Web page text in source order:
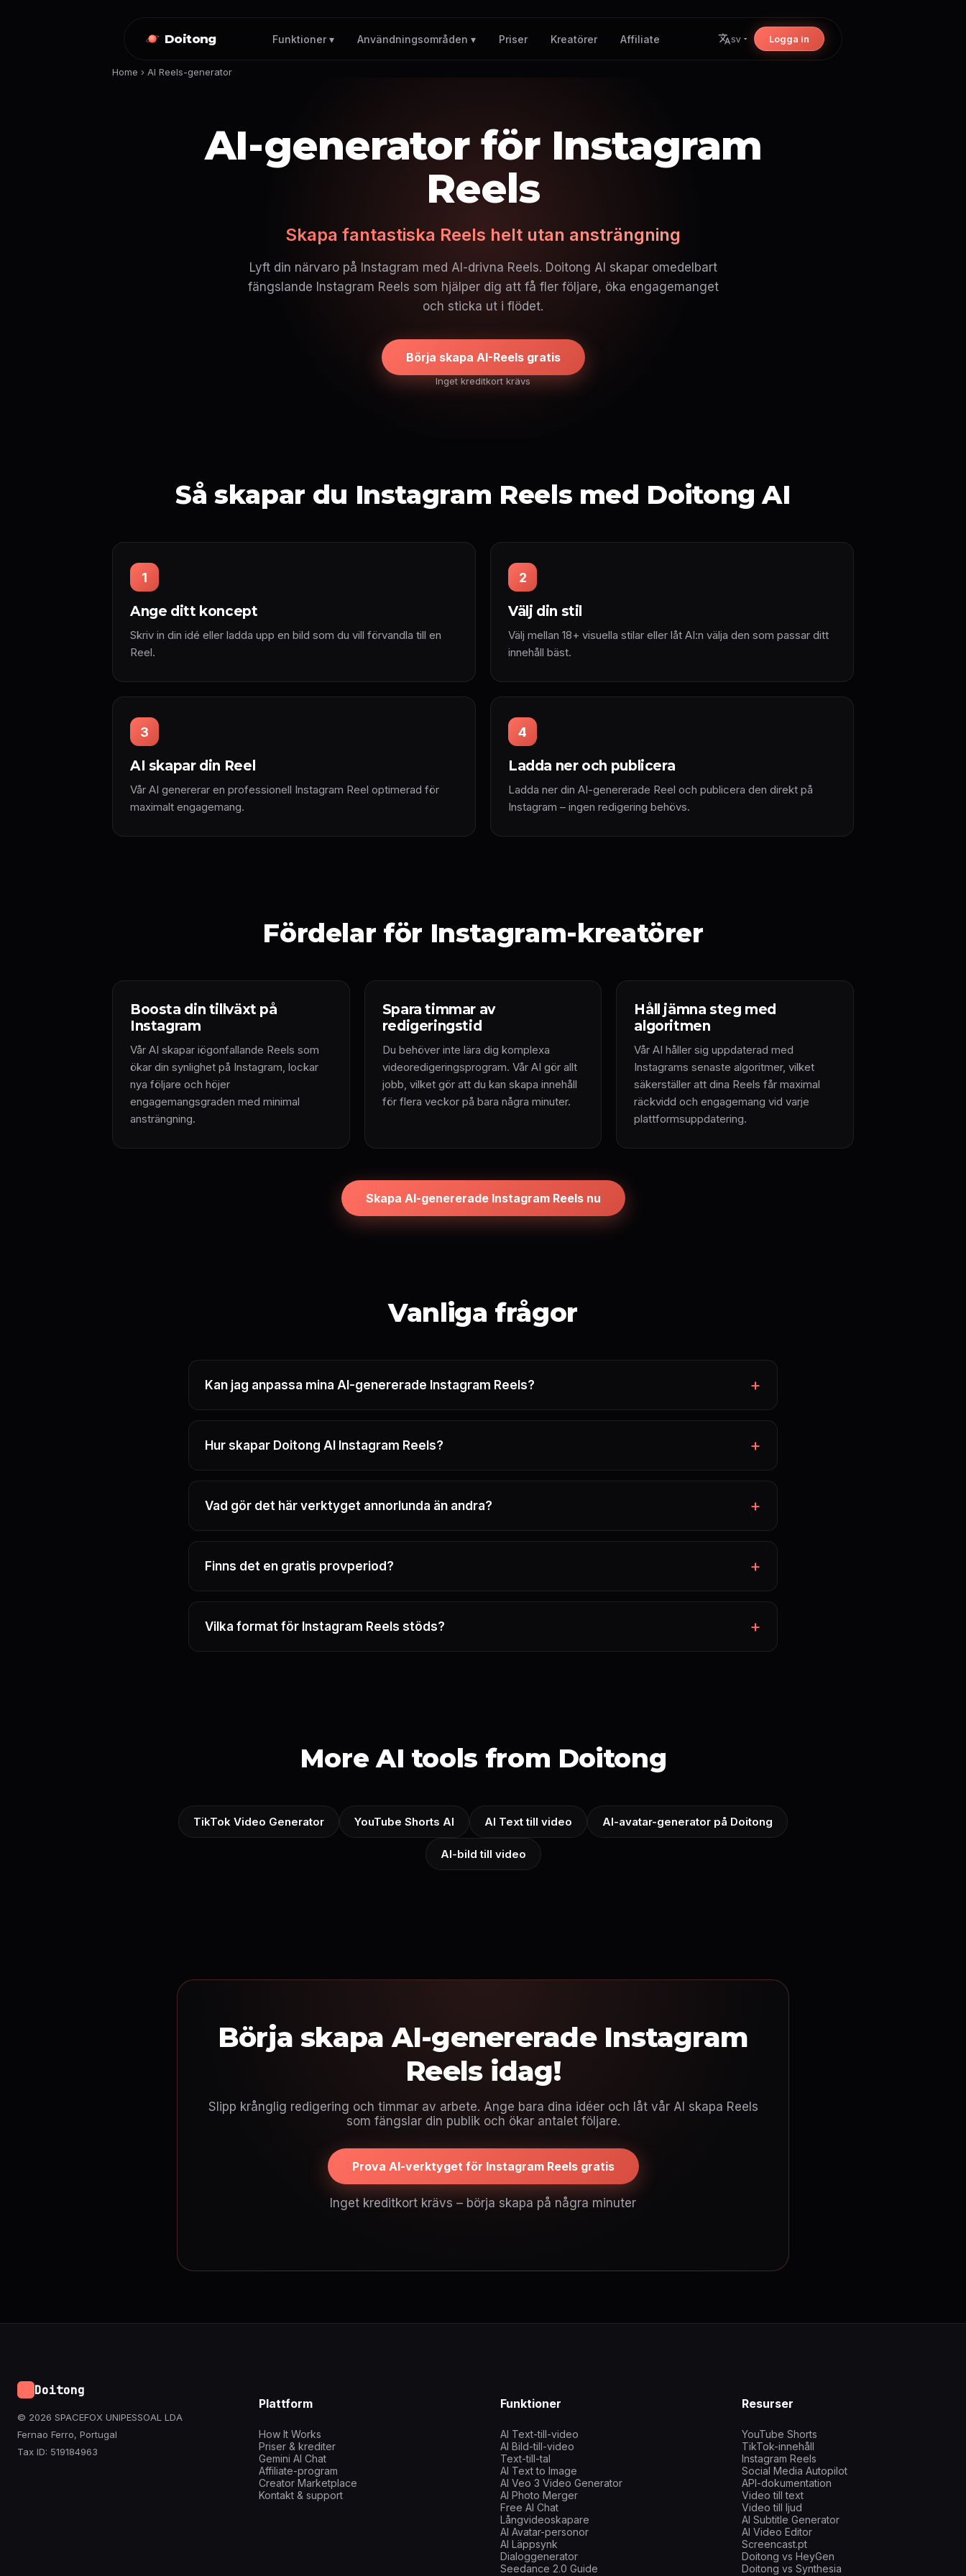
Doitong Funktioner ▾ Användningsområden ▾ Priser Kreatörer Affiliate sv Logga in
Home › AI Reels-generator
AI-generator för Instagram
Reels
Skapa fantastiska Reels helt utan ansträngning
Lyft din närvaro på Instagram med AI-drivna Reels. Doitong AI skapar omedelbart
fängslande Instagram Reels som hjälper dig att få fler följare, öka engagemanget
och sticka ut i flödet.
Börja skapa AI-Reels gratis
Inget kreditkort krävs
Så skapar du Instagram Reels med Doitong AI
1
Ange ditt koncept
Skriv in din idé eller ladda upp en bild som du vill förvandla till en
Reel.
2
Välj din stil
Välj mellan 18+ visuella stilar eller låt AI:n välja den som passar ditt
innehåll bäst.
3
AI skapar din Reel
Vår AI genererar en professionell Instagram Reel optimerad för
maximalt engagemang.
4
Ladda ner och publicera
Ladda ner din AI-genererade Reel och publicera den direkt på
Instagram – ingen redigering behövs.
Fördelar för Instagram-kreatörer
Boosta din tillväxt på
Instagram
Vår AI skapar iögonfallande Reels som
ökar din synlighet på Instagram, lockar
nya följare och höjer
engagemangsgraden med minimal
ansträngning.
Spara timmar av
redigeringstid
Du behöver inte lära dig komplexa
videoredigeringsprogram. Vår AI gör allt
jobb, vilket gör att du kan skapa innehåll
för flera veckor på bara några minuter.
Håll jämna steg med
algoritmen
Vår AI håller sig uppdaterad med
Instagrams senaste algoritmer, vilket
säkerställer att dina Reels får maximal
räckvidd och engagemang vid varje
plattformsuppdatering.
Skapa AI-genererade Instagram Reels nu
Vanliga frågor
Kan jag anpassa mina AI-genererade Instagram Reels?
Hur skapar Doitong AI Instagram Reels?
Vad gör det här verktyget annorlunda än andra?
Finns det en gratis provperiod?
Vilka format för Instagram Reels stöds?
More AI tools from Doitong
TikTok Video Generator YouTube Shorts AI AI Text till video AI-avatar-generator på Doitong
AI-bild till video
Börja skapa AI-genererade Instagram
Reels idag!
Slipp krånglig redigering och timmar av arbete. Ange bara dina idéer och låt vår AI skapa Reels
som fängslar din publik och ökar antalet följare.
Prova AI-verktyget för Instagram Reels gratis
Inget kreditkort krävs – börja skapa på några minuter
Doitong
© 2026 SPACEFOX UNIPESSOAL LDA
Fernao Ferro, Portugal
Tax ID: 519184963
Plattform
How It Works
Priser & krediter
Gemini AI Chat
Affiliate-program
Creator Marketplace
Kontakt & support
Funktioner
AI Text-till-video
AI Bild-till-video
Text-till-tal
AI Text to Image
AI Veo 3 Video Generator
AI Photo Merger
Free AI Chat
Långvideoskapare
AI Avatar-personor
AI Läppsynk
Dialoggenerator
Seedance 2.0 Guide
Resurser
YouTube Shorts
TikTok-innehåll
Instagram Reels
Social Media Autopilot
API-dokumentation
Video till text
Video till ljud
AI Subtitle Generator
AI Video Editor
Screencast.pt
Doitong vs HeyGen
Doitong vs Synthesia